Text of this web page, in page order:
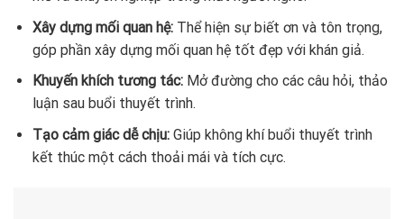
Xây dựng mối quan hệ:Thể hiện sự biết ơn và tôn trọng,
góp phần xây dựng mối quan hệ tốt đẹp với khán giả.
Khuyến khích tương tác:Mở đường cho các câu hỏi, thảo
luận sau buổi thuyết trình.
Tạo cảm giác dễ chịu:Giúp không khí buổi thuyết trình
kết thúc một cách thoải mái và tích cực.